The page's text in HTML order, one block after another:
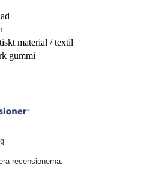
material / textil
gummi